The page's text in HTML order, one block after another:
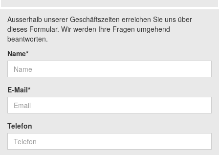
Ausserhalb unserer Geschäftszeiten erreichen Sie uns über
dieses Formular. Wir werden Ihre Fragen umgehend
beantworten.
Name*
E-Mail*
Telefon